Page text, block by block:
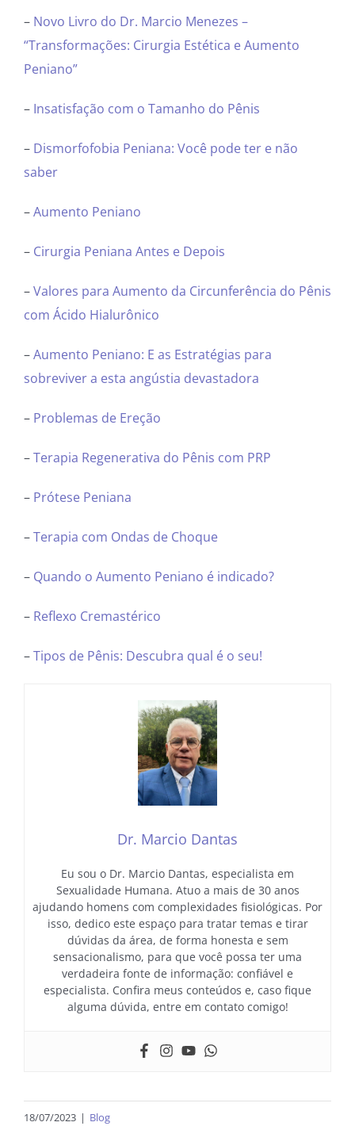
– Novo Livro do Dr. Marcio Menezes –
“Transformações: Cirurgia Estética e Aumento
Peniano”
– Insatisfação com o Tamanho do Pênis
– Dismorfofobia Peniana: Você pode ter e não
saber
–Aumento Peniano
– Cirurgia Peniana Antes e Depois
–Valores para Aumento da Circunferência do Pênis
com Ácido Hialurônico
–Aumento Peniano: E as Estratégias para
sobreviver a esta angústia devastadora
– Problemas de Ereção
–Terapia Regenerativa do Pênis com PRP
– Prótese Peniana
–Terapia com Ondas de Choque
– Quando o Aumento Peniano é indicado?
– Reflexo Cremastérico
–Tipos de Pênis: Descubra qual é o seu!
Dr. Marcio Dantas
Eu sou o Dr. Marcio Dantas, especialista em
Sexualidade Humana. Atuo a mais de 30 anos
ajudando homens com complexidades fisiológicas. Por
isso, dedico este espaço para tratar temas e tirar
dúvidas da área, de forma honesta e sem
sensacionalismo, para que você possa ter uma
verdadeira fonte de informação: confiável e
especialista. Confira meus conteúdos e, caso fique
alguma dúvida, entre em contato comigo!
18/07/2023 | Blog